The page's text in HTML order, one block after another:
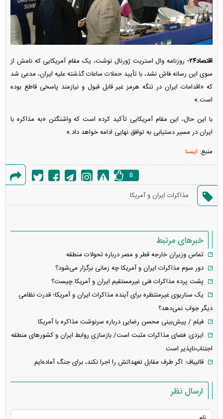
اقتصاد۲۴-
روزنامه وال استریت ژورنال نوشت، یک مقام آمریکایی که نامش از
سوی این رسانه فاش نشد، با تأیید حملات ساعات گذشته علیه ایران، مدعی شد
که «اقدامات ایران در تنگه هرمز غیر قابل قبول و نیازمند پاسخی قاطع بوده
است.»
با این حال، این مقام آمریکایی تأکید کرده است که واشنگتن «به مذاکره با
ایران در مسیر دستیابی به توافق نهایی ادامه خواهد داد.»
منبع: ایسنا
خطا
0
مذاکرات ایران و آمریکا
خبرهای مرتبط
تماس وزیران خارجه قطر و مصر درباره تحولات منطقه
دور سوم مذاکرات ایران و آمریکا چه زمانی برگزار می‌شود؟
پشت پرده مذاکرات فنی غیرمستقیم ایران و آمریکا چیست؟
یک سناریوی غیرمنتظره برای آینده مذاکرات ایران و آمریکا؛ قدرت نظامی
دیگر جواب نمی‌دهد؟
فیلم / پیش‌بینی محسن رضایی درباره سرنوشت مذاکره با آمریکا
ایزدی: فضای مذاکرات مثبت است/ بازسازی روابط ایران و کشورهای منطقه
اجتناب‌ناپذیر است
قالیباف: اگر طرف مقابل تعهداتش را اجرا نکند، برای جنگ آماده‌ایم
ارسال نظر